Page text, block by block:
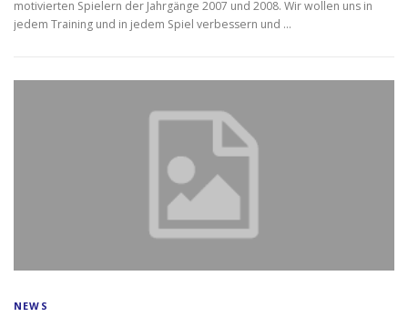
motivierten Spielern der Jahrgänge 2007 und 2008. Wir wollen uns in
jedem Training und in jedem Spiel verbessern und …
NEWS